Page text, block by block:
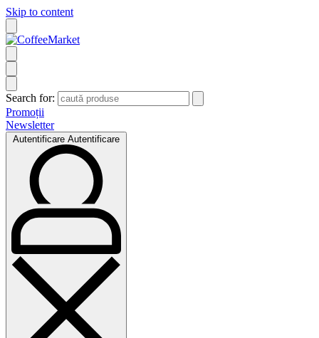
Skip to content
Search for:
Promoții
Newsletter
Autentificare Autentificare